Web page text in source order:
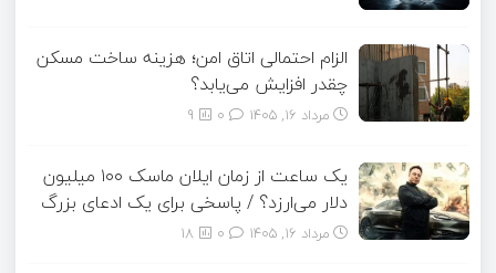
الزام احتمالی اتاق امن؛ هزینه ساخت مسکن
چقدر افزایش می‌یابد؟
مرداد ۱۶, ۱۴۰۵ 9
یک ساعت از زمان ایلان ماسک ۱۰۰ میلیون
دلار می‌ارزد؟ / پاسخی برای یک ادعای بزرگ
مرداد ۱۶, ۱۴۰۵ 18